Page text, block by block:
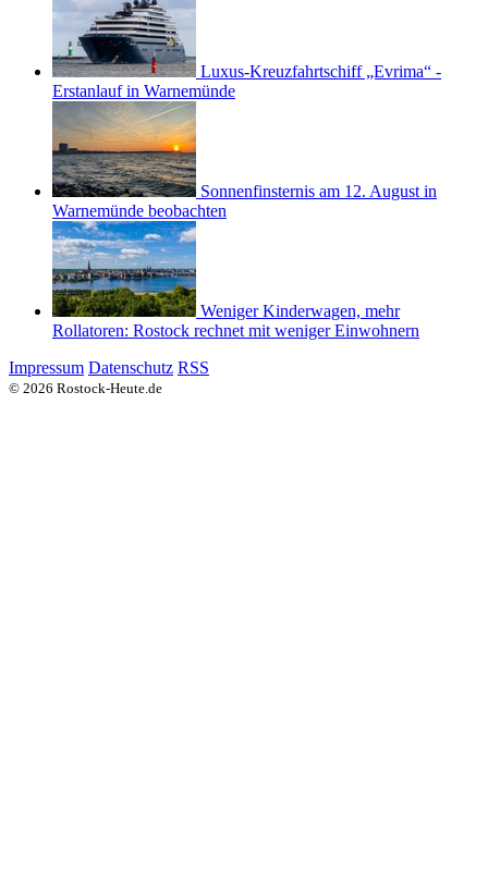
Luxus-Kreuzfahrtschiff „Evrima“ -
Erstanlauf in Warnemünde
Sonnenfinsternis am 12. August in
Warnemünde beobachten
Weniger Kinderwagen, mehr
Rollatoren: Rostock rechnet mit weniger Einwohnern
Impressum Datenschutz RSS
© 2026 Rostock-Heute.de